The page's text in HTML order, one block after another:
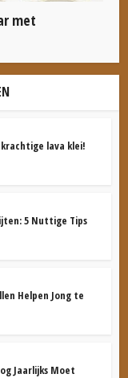
met
lava klei!
5 Nuttige Tips
Helpen Jong te
Jaarlijks Moet